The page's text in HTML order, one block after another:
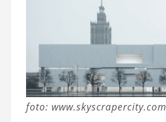
foto: www.skyscrapercity.com